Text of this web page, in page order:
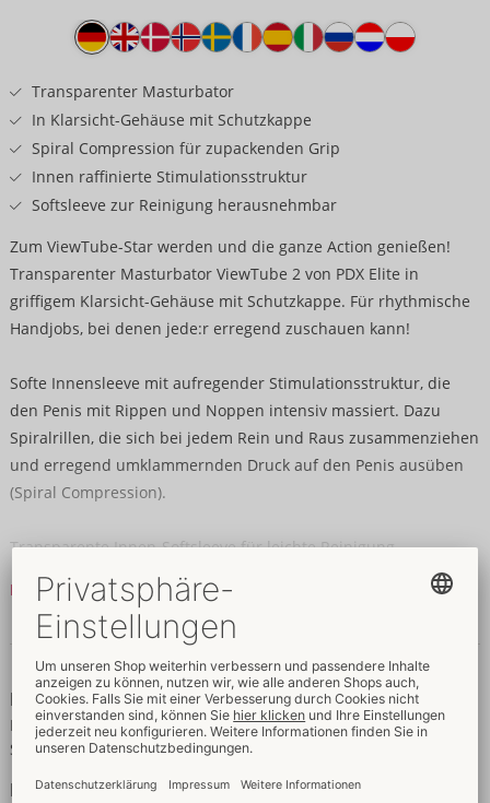
Produkttext
Transparenter Masturbator
In Klarsicht-Gehäuse mit Schutzkappe
Spiral Compression für zupackenden Grip
Innen raffinierte Stimulationsstruktur
Softsleeve zur Reinigung herausnehmbar
Zum ViewTube-Star werden und die ganze Action genießen!
Transparenter Masturbator ViewTube 2 von PDX Elite in
griffigem Klarsicht-Gehäuse mit Schutzkappe. Für rhythmische
Handjobs, bei denen jede:r erregend zuschauen kann!
Softe Innensleeve mit aufregender Stimulationsstruktur, die
den Penis mit Rippen und Noppen intensiv massiert. Dazu
Spiralrillen, die sich bei jedem Rein und Raus zusammenziehen
und erregend umklammernden Druck auf den Penis ausüben
(Spiral Compression).
Transparente Innen-Softsleeve für leichte Reinigung
herausnehmbar.
Gesamtlänge 18 cm, Einführtiefe 17 cm, Außen-Ø 7 cm, Innen-Ø
max. 5 cm.
ABS, TPR.
Mehr lesen
Daten & Eigenschaften
Eigenschaften
Für Männer
Saugen / Vakuum
Daten